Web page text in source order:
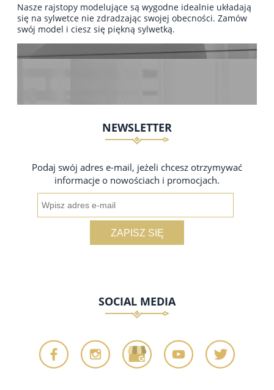
Nasze rajstopy modelujące są wygodne idealnie układają
się na sylwetce nie zdradzając swojej obecności. Zamów
swój model i ciesz się piękną sylwetką.
NEWSLETTER
Podaj swój adres e-mail, jeżeli chcesz otrzymywać
informacje o nowościach i promocjach.
ZAPISZ SIĘ
SOCIAL MEDIA